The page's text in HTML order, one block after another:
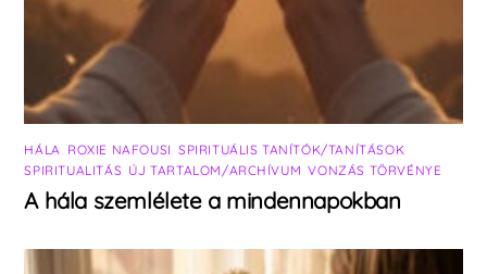
HÁLA ROXIE NAFOUSI SPIRITUÁLIS TANÍTÓK/TANÍTÁSOK
SPIRITUALITÁS ÚJ TARTALOM/ARCHÍVUM ,VONZÁS TÖRVÉNYE
A hála szemlélete a mindennapokban